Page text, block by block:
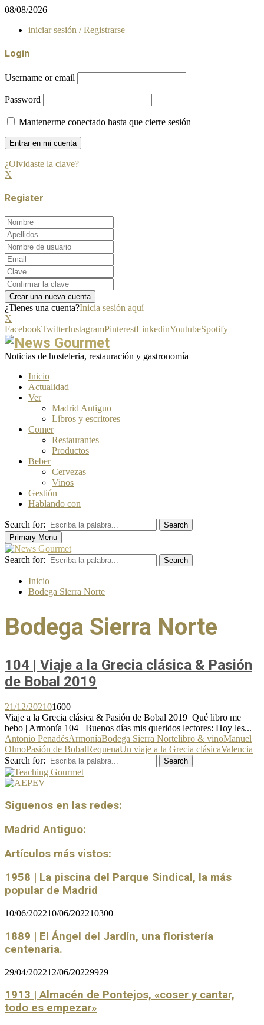
08/08/2026
iniciar sesión / Registrarse
Login
Username or email
Password
Mantenerme conectado hasta que cierre sesión
¿Olvidaste la clave?
X
Register
¿Tienes una cuenta?Inicia sesión aquí
X
FacebookTwitterInstagramPinterestLinkedinYoutubeSpotify
Noticias de hosteleria, restauración y gastronomía
Inicio
Actualidad
Ver
Madrid Antiguo
Libros y escritores
Comer
Restaurantes
Productos
Beber
Cervezas
Vinos
Gestión
Hablando con
Search for:
Search
Primary Menu
Search for: Search
Inicio
Bodega Sierra Norte
Bodega Sierra Norte
104 | Viaje a la Grecia clásica & Pasión
de Bobal 2019
21/12/202101600
Viaje a la Grecia clásica & Pasión de Bobal 2019 Qué libro me
bebo | Armonía 104 Buenos días mis queridos lectores: Hoy les...
Antonio PenadésArmoníaBodega Sierra Nortelibro & vinoManuel
OlmoPasión de BobalRequenaUn viaje a la Grecia clásicaValencia
Search for:
Search
Siguenos en las redes:
Madrid Antiguo:
Artículos más vistos:
1958 | La piscina del Parque Sindical, la más
popular de Madrid
10/06/202210/06/202210300
1889 | El Ángel del Jardín, una floristería
centenaria.
29/04/202212/06/20229929
1913 | Almacén de Pontejos, «coser y cantar,
todo es empezar»